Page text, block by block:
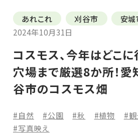
あれこれ 刈谷市 安城
2024年10月31日
コスモス、今年はどこに
穴場まで厳選8か所！愛
谷市のコスモス畑
#自然 #公園 #秋 #植物 #
#写真映え